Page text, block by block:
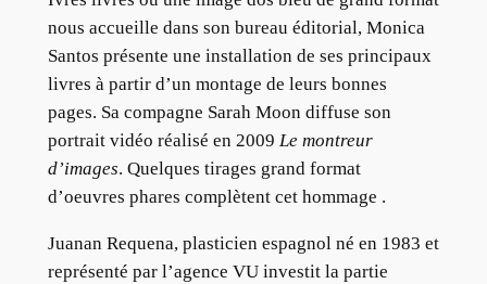
nous accueille dans son bureau éditorial, Monica
Santos présente une installation de ses principaux
livres à partir d’un montage de leurs bonnes
pages. Sa compagne Sarah Moon diffuse son
portrait vidéo réalisé en 2009 Le montreur
d’images. Quelques tirages grand format
d’oeuvres phares complètent cet hommage .
Juanan Requena, plasticien espagnol né en 1983 et
représenté par l’agence VU investit la partie